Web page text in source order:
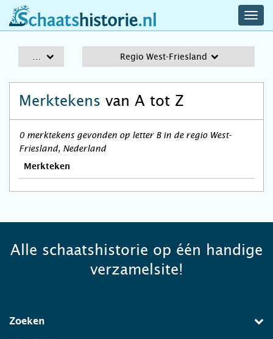
schaatshistorie.nl
Regio West-Friesland
Merktekens van A tot Z
0 merktekens gevonden op letter B in de regio West-
Friesland, Nederland
Merkteken
Alle schaatshistorie op één handige
verzamelsite!
Zoeken